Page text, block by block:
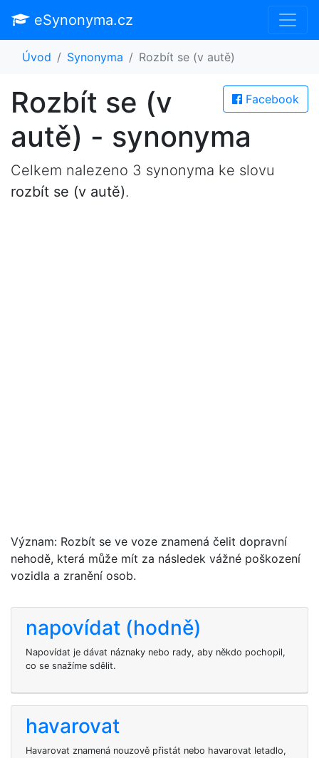
eSynonyma.cz
Úvod Synonyma Rozbít se (v autě)
Facebook
Rozbít se (v
autě) - synonyma
Celkem nalezeno 3 synonyma ke slovu
rozbít se (v autě).
Význam: Rozbít se ve voze znamená čelit dopravní
nehodě, která může mít za následek vážné poškození
vozidla a zranění osob.
napovídat (hodně)
Napovídat je dávat náznaky nebo rady, aby někdo pochopil,
co se snažíme sdělit.
havarovat
Havarovat znamená nouzově přistát nebo havarovat letadlo,